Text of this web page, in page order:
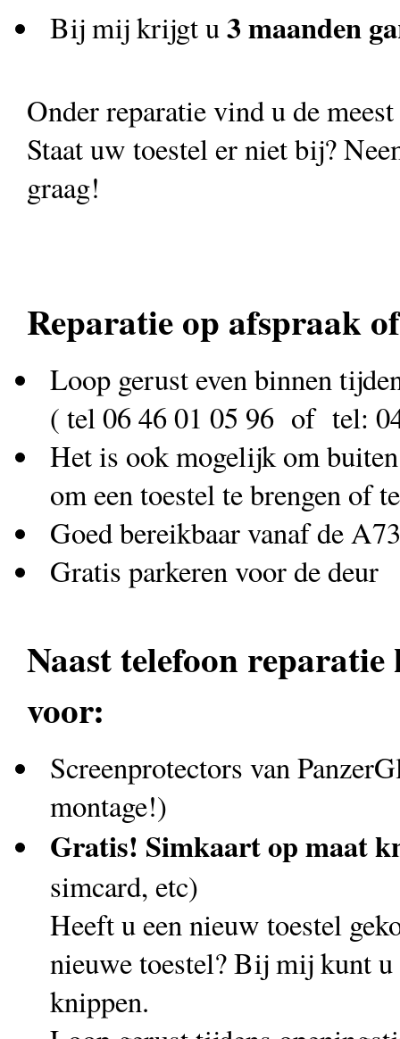
Bij mij krijgt u3 maanden
Onder reparatie vind u de
Staat uw toestel er niet bij?
graag!
Reparatie op afspraak
Loop gerust even binnen
( tel 06 46 01 05 96 of tel:
Het is ook mogelijk om
om een toestel te brengen of
Goed bereikbaar vanaf de
Gratis parkeren voor de deur
Naast telefoon
voor:
Screenprotectors van
montage!)
Gratis! Simkaart op maat
simcard, etc)
Heeft u een nieuw toestel
nieuwe toestel? Bij mij kunt
knippen.